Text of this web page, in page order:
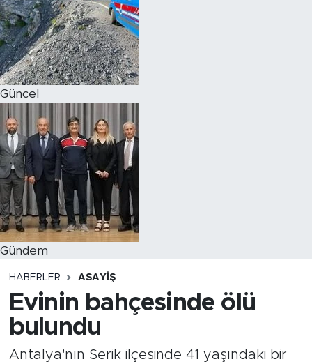
Güncel
Gündem
HABERLER ASAYIŞ
Evinin bahçesinde ölü
bulundu
Antalya'nın Serik ilçesinde 41 yaşındaki bir
Magazin
Özel Haber
Politika
Resmi İlanlar
Sağlık
Spor
Turizm